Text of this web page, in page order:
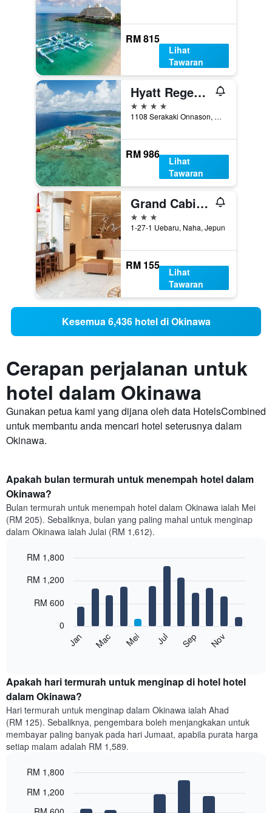
RM 815
Lihat
Tawaran
Hyatt Regency Seragaki Island Okinawa
4 bintang
1108 Serakaki Onnason, Onna, Jepun
RM 986
Lihat
Tawaran
Grand Cabin Hotel Naha Oroku
3 bintang
1-27-1 Uebaru, Naha, Jepun
RM 155
Lihat
Tawaran
Kesemua 6,436 hotel di Okinawa
Cerapan perjalanan untuk
hotel dalam Okinawa
Gunakan petua kami yang dijana oleh data HotelsCombined
untuk membantu anda mencari hotel seterusnya dalam
Okinawa.
Apakah bulan termurah untuk menempah hotel dalam
Okinawa?
Bulan termurah untuk menempah hotel dalam Okinawa ialah Mei
(RM 205). Sebaliknya, bulan yang paling mahal untuk menginap
dalam Okinawa ialah Julai (RM 1,612).
chart
bars.
purata
setiap
bulan
Carta
mempunyai
1
memaparkan
bulan.
graphic.
Jan Mac Mei Jul Sep Nov
0
RM 600
RM 1,200
RM 1,800
Apakah hari termurah untuk menginap di hotel hotel
dalam Okinawa?
Hari termurah untuk menginap dalam Okinawa ialah Ahad
(RM 125). Sebaliknya, pengembara boleh menjangkakan untuk
membayar paling banyak pada hari Jumaat, apabila purata harga
setiap malam adalah RM 1,589.
chart
graphic.
RM 1,200
RM 1,800